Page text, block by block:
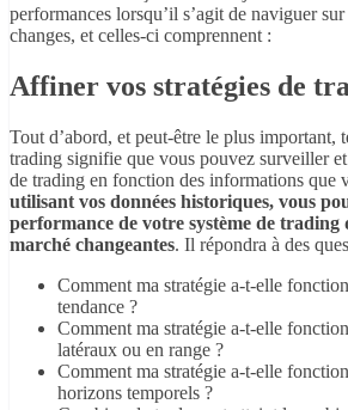
performances lorsqu’il s’agit de naviguer
changes, et celles-ci comprennent :
Affiner vos stratégies de
Tout d’abord, et peut-être le plus important,
trading signifie que vous pouvez surveiller
de trading en fonction des informations que
utilisant vos données historiques, vous
performance de votre système de trading
marché changeantes. Il répondra à des
Comment ma stratégie a-t-elle
tendance ?
Comment ma stratégie a-t-elle
latéraux ou en range ?
Comment ma stratégie a-t-elle
horizons temporels ?